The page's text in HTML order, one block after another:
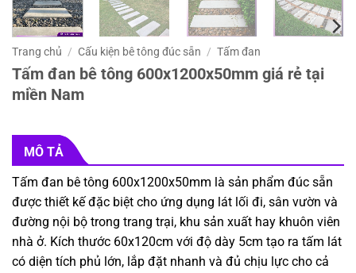
Trang chủ / Cấu kiện bê tông đúc sẵn / Tấm đan
Tấm đan bê tông 600x1200x50mm giá rẻ tại
miền Nam
MÔ TẢ
Tấm đan bê tông 600x1200x50mm là sản phẩm đúc sẵn
được thiết kế đặc biệt cho ứng dụng lát lối đi, sân vườn và
đường nội bộ trong trang trại, khu sản xuất hay khuôn viên
nhà ở. Kích thước 60x120cm với độ dày 5cm tạo ra tấm lát
có diện tích phủ lớn, lắp đặt nhanh và đủ chịu lực cho cả